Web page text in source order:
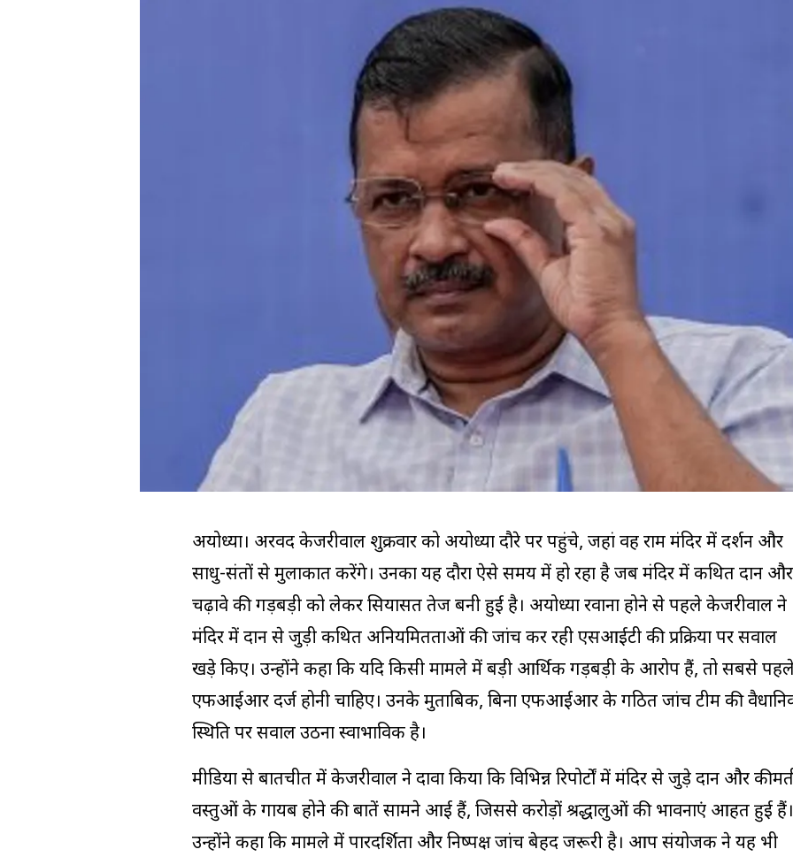
अयोध्या। अरविंद केजरीवाल शुक्रवार को अयोध्यादौरे पर पहुंचे, जहां वहराम मंदिरमें दर्शन और
साधु-संतों से मुलाकात करेंगे। उनका यह दौरा ऐसे समय में हो रहा है जब मंदिर में कथित दान और
चढ़ावे की गड़बड़ी को लेकर सियासत तेज बनी हुई है। अयोध्या रवाना होने से पहले केजरीवाल ने
मंदिर में दान से जुड़ी कथित अनियमितताओं की जांच कर रही एसआईटी की प्रक्रिया पर सवाल
खड़े किए। उन्होंने कहा कि यदि किसी मामले में बड़ी आर्थिक गड़बड़ी के आरोप हैं, तो सबसे
एफआईआर दर्ज होनी चाहिए। उनके मुताबिक, बिना एफआईआर के गठित जांच टीम की
स्थिति पर सवाल उठना स्वाभाविक है।
मीडिया से बातचीत में केजरीवाल ने दावा किया कि विभिन्न रिपोर्टों में मंदिर से जुड़े दान और
वस्तुओं के गायब होने की बातें सामने आई हैं, जिससे करोड़ों श्रद्धालुओं की भावनाएं आहत हुई हैं।
उन्होंने कहा कि मामले में पारदर्शिता और निष्पक्ष जांच बेहद जरूरी है। आप संयोजक ने यह भी